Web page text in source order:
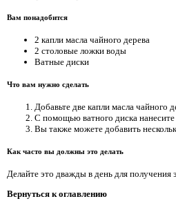
Вам понадобится
2 капли масла чайного дерева
2 столовые ложки воды
Ватные диски
Что вам нужно сделать
Добавьте две капли масла чайного
С помощью ватного диска
Вы также можете добавить
Как часто вы должны это делать
Делайте это дважды в день для получения
Вернуться к оглавлению